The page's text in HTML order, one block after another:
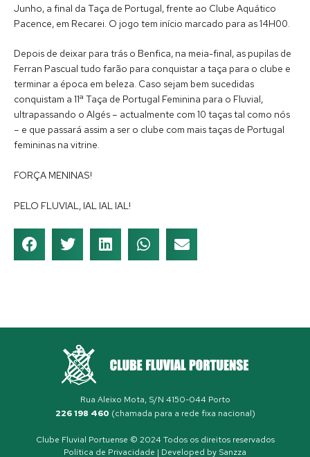
Junho, a final da Taça de Portugal, frente ao Clube Aquático
Pacence, em Recarei. O jogo tem início marcado para as 14H00.
Depois de deixar para trás o Benfica, na meia-final, as pupilas de
Ferran Pascual tudo farão para conquistar a taça para o clube e
terminar a época em beleza. Caso sejam bem sucedidas
conquistam a 11ª Taça de Portugal Feminina para o Fluvial,
ultrapassando o Algés – actualmente com 10 taças tal como nós
– e que passará assim a ser o clube com mais taças de Portugal
femininas na vitrine.
FORÇA MENINAS!
PELO FLUVIAL, IAL IAL IAL!
Rua Aleixo Mota, S/N 4150-044 Porto
226 198 460 (chamada para a rede fixa nacional)
Clube Fluvial Portuense © 2024 Todos os direitos reservados
Política de Privacidade | Developed by Sanzza